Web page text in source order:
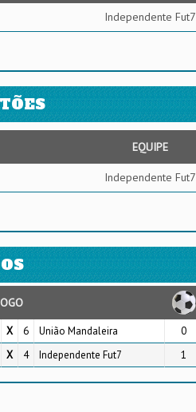
Independente Fut7
EQUIPE
Independente Fut7
X 6 União Mandaleira 0
X 4 Independente Fut7 1